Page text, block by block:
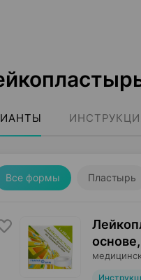
Все формы Пластырь